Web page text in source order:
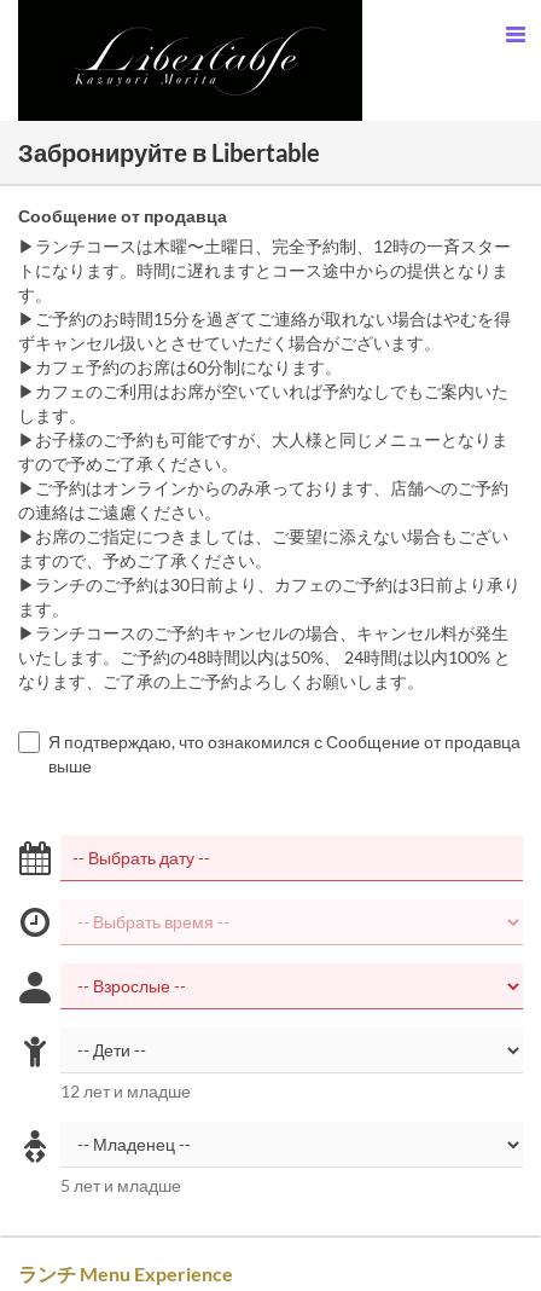
Забронируйте в Libertable
Сообщение от продавца
▶︎ランチコースは木曜〜土曜日、完全予約制、12時の一斉スター
トになります。時間に遅れますとコース途中からの提供となりま
す。
▶ご予約のお時間15分を過ぎてご連絡が取れない場合はやむを得
ずキャンセル扱いとさせていただく場合がございます。
▶︎カフェ予約のお席は60分制になります。
▶︎カフェのご利用はお席が空いていれば予約なしでもご案内いた
します。
▶お子様のご予約も可能ですが、大人様と同じメニューとなりま
すので予めご了承ください。
▶ご予約はオンラインからのみ承っております、店舗へのご予約
の連絡はご遠慮ください。
▶お席のご指定につきましては、ご要望に添えない場合もござい
ますので、予めご了承ください。
▶︎ランチのご予約は30日前より、カフェのご予約は3日前より承り
ます。
▶︎ランチコースのご予約キャンセルの場合、キャンセル料が発生
いたします。ご予約の48時間以内は50%、 24時間は以内100% と
なります、ご了承の上ご予約よろしくお願いします。
Я подтверждаю, что ознакомился с Сообщение от продавца
выше
12 лет и младше
5 лет и младше
ランチ Menu Experience